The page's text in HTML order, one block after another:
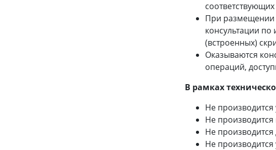
При размещении
консультации
(встроенных)
Оказываются
операций,
В рамках
Не производится
Не
Не
Не